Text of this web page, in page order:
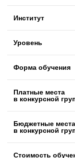
Институт
Уровень
Форма обучения
Платные места
в конкурсной
Бюджетные места
в конкурсной
Стоимость